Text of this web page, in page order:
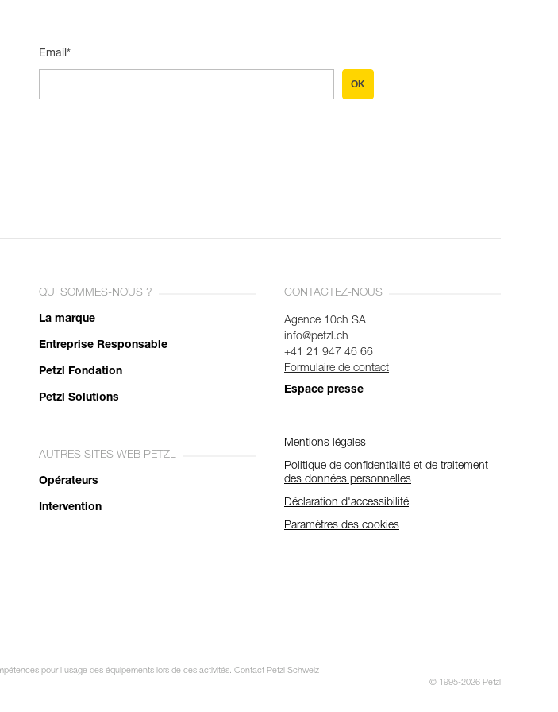
Email*
OK
QUI SOMMES-NOUS ?
La marque
Entreprise Responsable
Petzl Fondation
Petzl Solutions
AUTRES SITES WEB PETZL
Opérateurs
Intervention
CONTACTEZ-NOUS
Agence 10ch SA
info@petzl.ch
+41 21 947 46 66
Formulaire de contact
Espace presse
Mentions légales
Politique de confidentialité et de traitement
des données personnelles
Déclaration d'accessibilité
Paramètres des cookies
pour l’usage des équipements lors de ces activités. Contact Petzl Schweiz
© 1995-2026 Petzl